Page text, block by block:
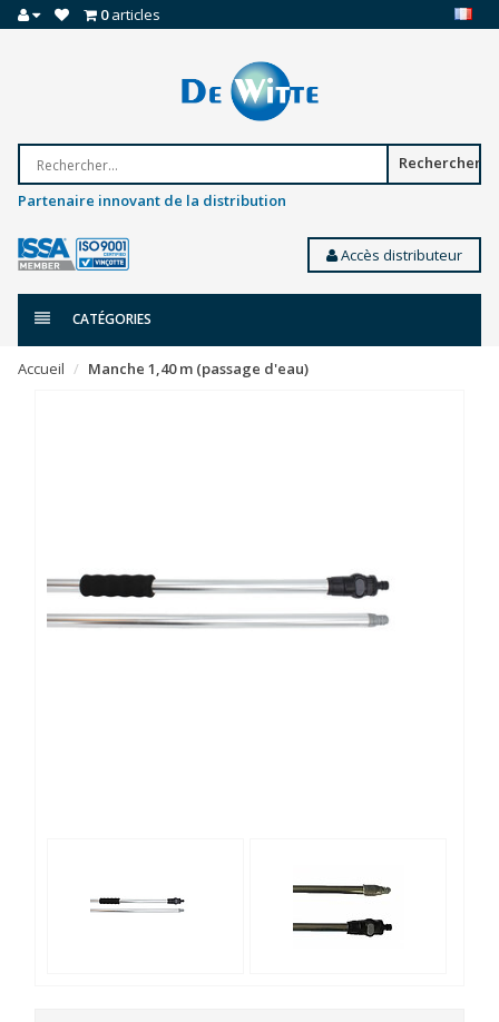
0articles
Rechercher
Partenaire innovant de la distribution
Accès distributeur
CATÉGORIES
Accueil Manche 1,40 m (passage d'eau)